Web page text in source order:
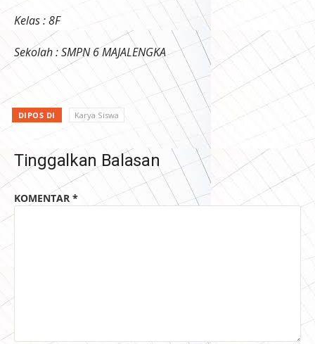
Kelas : 8F
Sekolah : SMPN 6 MAJALENGKA
DIPOS DI Karya Siswa
Tinggalkan Balasan
KOMENTAR *